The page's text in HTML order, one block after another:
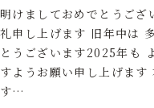
明けましておめでとうご
礼申し上げます 旧年中は
とうございます2025年も
すようお願い申し上げま
す…